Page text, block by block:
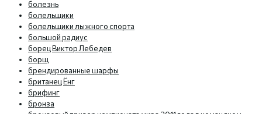
болезнь
болельщики
болельщики лыжного спорта
большой радиус
борец Виктор Лебедев
борщ
брендированные шарфы
британец Ёнг
брифинг
бронза